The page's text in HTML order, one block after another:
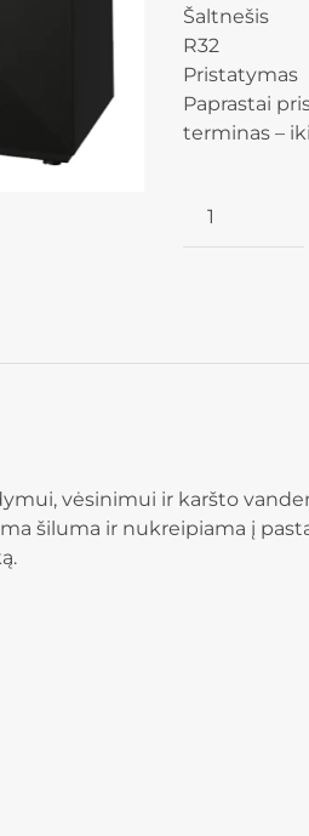
Šaltnešis
R32
Pristatymas
Paprastai
terminas –
vėsinimui ir karšto
šiluma ir nukreipiama į